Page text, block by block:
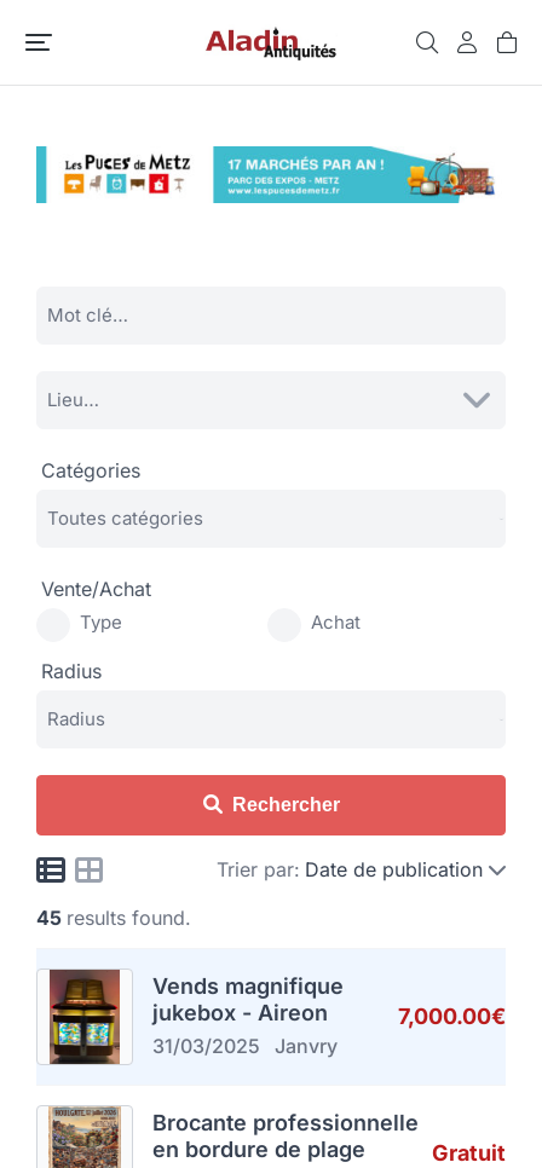
Catégories
Vente/Achat
Type Achat
Radius
Rechercher
Trier par: Date de publication
45 results found.
Vends magnifique
jukebox - Aireon
31/03/2025 Janvry
7,000.00€
Brocante professionnelle
en bordure de plage
Gratuit